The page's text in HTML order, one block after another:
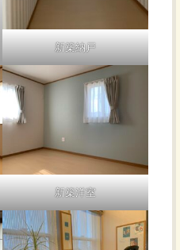
新築納戸
新築洋室